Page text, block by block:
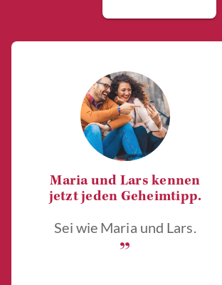
Maria und Lars kennen
jetzt jeden Geheimtipp.
Sei wie Maria und Lars.
„